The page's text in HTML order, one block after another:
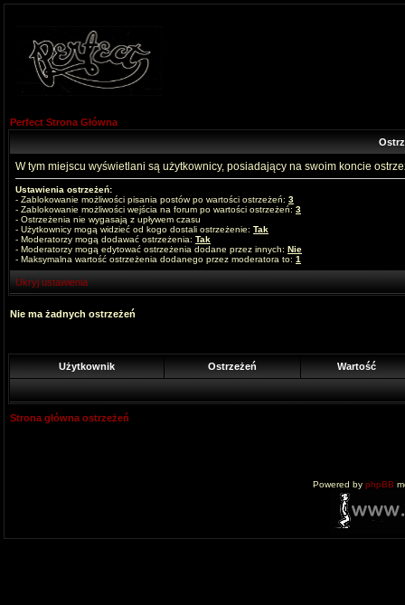
Perfect Strona Główna
W tym miejscu wyświetlani są użytkownicy, posiadający na swoim koncie
Ustawienia ostrzeżeń:
- Zablokowanie możliwości pisania postów po wartości ostrzeżeń: 3
- Zablokowanie możliwości wejścia na forum po wartości ostrzeżeń: 3
- Ostrzeżenia nie wygasają z upływem czasu
- Użytkownicy mogą widzieć od kogo dostali ostrzeżenie: Tak
- Moderatorzy mogą dodawać ostrzeżenia: Tak
- Moderatorzy mogą edytować ostrzeżenia dodane przez innych: Nie
- Maksymalna wartość ostrzeżenia dodanego przez moderatora to: 1
Ukryj ustawienia
Nie ma żadnych ostrzeżeń
Użytkownik Ostrzeżeń Wartość
Strona główna ostrzeżeń
Powered by phpBB